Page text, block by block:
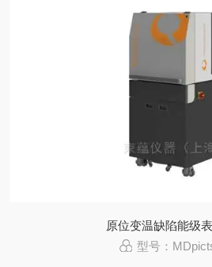
原位变温缺陷能级
型号：